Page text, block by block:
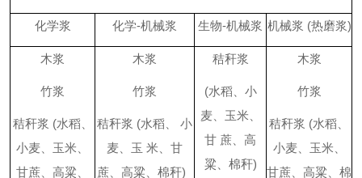
化学浆 化学-机械浆 生物-机械浆 机械浆 (热磨浆)
木浆
竹浆
秸秆浆 (水稻、
小麦、玉米、
甘蔗、高粱、
木浆
竹浆
秸秆浆 (水稻、 小
麦、玉 米、甘
蔗、高粱、棉秆)
秸秆浆
(水稻、小
麦、玉米、
甘 蔗、高
粱、棉秆)
木浆
竹浆
秸秆浆 (水稻、
小麦、玉米、
甘蔗、高粱、棉